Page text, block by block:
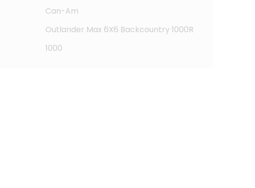
Can-Am
Outlander Max 6X6 Backcountry 1000R
1000